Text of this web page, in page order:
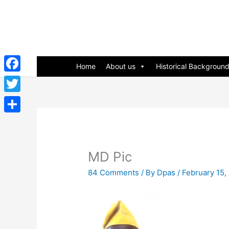
Home About us Historical Background
MD Pic
84 Comments / By Dpas/ February 15,
Facebook
Twitter